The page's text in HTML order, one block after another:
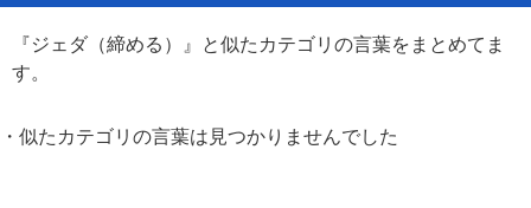
『ジェダ（締める）』と似たカテゴリの言葉をまとめてま
す。
・似たカテゴリの言葉は見つかりませんでした